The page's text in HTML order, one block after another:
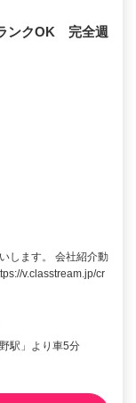
ンクOK 完全週
します。 会社紹介動
v.classtream.jp/cr
駅」より車5分